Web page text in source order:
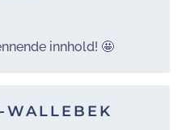
innhold! 🤩
WALLEBEK